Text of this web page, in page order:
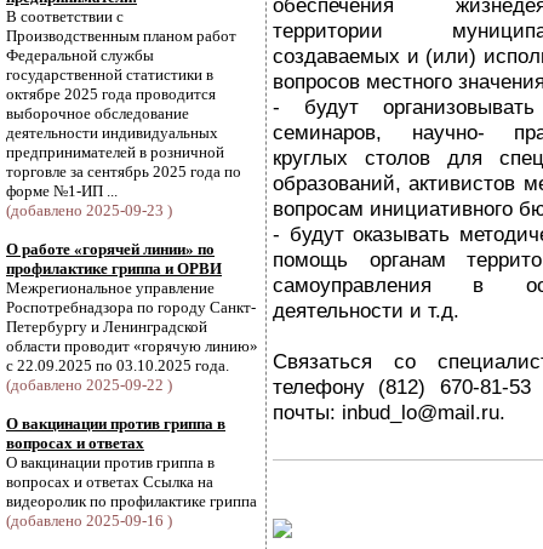
В соответствии с
Производственным планом работ
Федеральной службы
государственной статистики в
октябре 2025 года проводится
выборочное обследование
деятельности индивидуальных
предпринимателей в розничной
торговле за сентябрь 2025 года по
форме №1-ИП ...
(добавлено 2025-09-23 )
О работе «горячей линии» по
профилактике гриппа и ОРВИ
Межрегиональное управление
Роспотребнадзора по городу Санкт-
Петербургу и Ленинградской
области проводит «горячую линию»
с 22.09.2025 по 03.10.2025 года.
(добавлено 2025-09-22 )
О вакцинации против гриппа в
вопросах и ответах
О вакцинации против гриппа в
вопросах и ответах Ссылка на
видеоролик по профилактике гриппа
(добавлено 2025-09-16 )
обеспечения
территории
создаваемых и (или)
вопросов местного
- будут
семинаров, научно-
круглых столов для
образований, активистов
вопросам инициативного
- будут оказывать
помощь органам
самоуправления в
деятельности и т.д.
Связаться со
телефону (812) 670-81-
почты: inbud_lo@mail.ru.